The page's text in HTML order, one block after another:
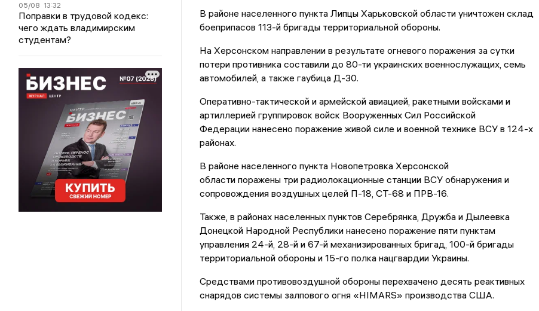
05/08 13:32
Поправки в трудовой кодекс:
чего ждать владимирским
студентам?
В районе населенного пункта Липцы Харьковской области уничтожен склад
боеприпасов 113-й бригады территориальной обороны.
На Херсонском направлении в результате огневого поражения за сутки
потери противника составили до 80-ти украинских военнослужащих, семь
автомобилей, а также гаубица Д-30.
Оперативно-тактической и армейской авиацией, ракетными войсками и
артиллерией группировок войск Вооруженных Сил Российской
Федерации нанесено поражение живой силе и военной технике ВСУ в 124-х
районах.
В районе населенного пункта Новопетровка Херсонской
области поражены три радиолокационные станции ВСУ обнаружения и
сопровождения воздушных целей П-18, СТ-68 и ПРВ-16.
Также, в районах населенных пунктов Серебрянка, Дружба и Дылеевка
Донецкой Народной Республики нанесено поражение пяти пунктам
управления 24-й, 28-й и 67-й механизированных бригад, 100-й бригады
территориальной обороны и 15-го полка нацгвардии Украины.
Средствами противовоздушной обороны перехвачено десять реактивных
снарядов системы залпового огня «HIMARS» производства США.